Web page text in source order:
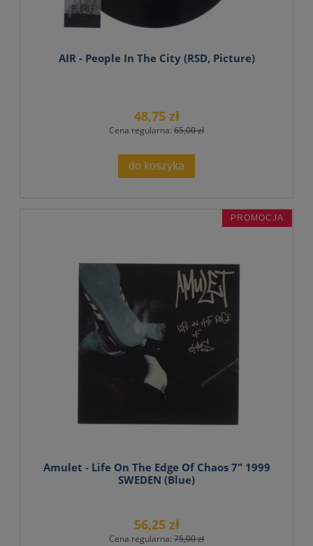
AIR - People In The City (RSD, Picture)
48,75 zł
Cena regularna: 65,00 zł
do koszyka
Amulet - Life On The Edge Of Chaos 7" 1999
SWEDEN (Blue)
56,25 zł
Cena regularna: 75,00 zł
PROMOCJA